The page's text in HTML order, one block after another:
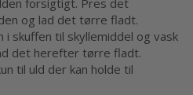
forsigtigt. Pres det
og lad det tørre fladt.
i skuffen til skyllemiddel og vask
det herefter tørre fladt.
til uld der kan holde til